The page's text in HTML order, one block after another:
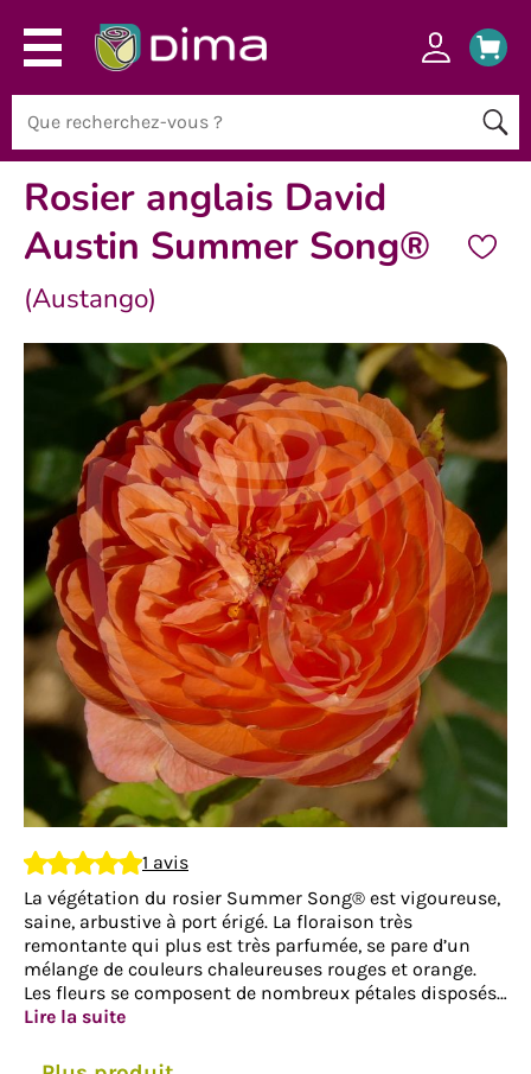
Rosier anglais David
Austin Summer Song®
(Austango)
1 avis
La végétation du rosier Summer Song® est vigoureuse,
saine, arbustive à port érigé. La floraison très
remontante qui plus est très parfumée, se pare d’un
mélange de couleurs chaleureuses rouges et orange.
Les fleurs se composent de nombreux pétales disposés…
Lire la suite